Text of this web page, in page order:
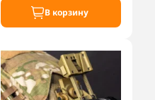
В корзину